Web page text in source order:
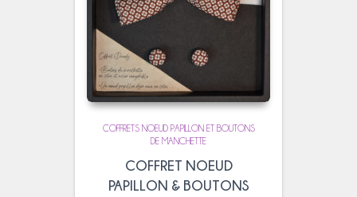
COFFRETS NOEUD PAPILLON ET BOUTONS
DE MANCHETTE
COFFRET NOEUD
PAPILLON & BOUTONS